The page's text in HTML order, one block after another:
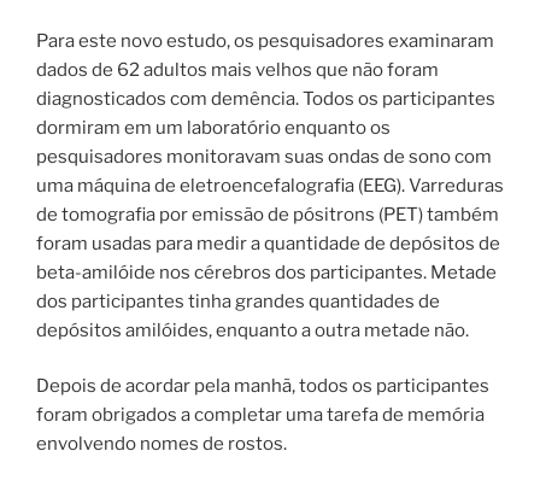
Para este novo estudo, os pesquisadores examinaram
dados de 62 adultos mais velhos que não foram
diagnosticados com demência. Todos os participantes
dormiram em um laboratório enquanto os
pesquisadores monitoravam suas ondas de sono com
uma máquina de eletroencefalografia (EEG). Varreduras
de tomografia por emissão de pósitrons (PET) também
foram usadas para medir a quantidade de depósitos de
beta-amilóide nos cérebros dos participantes. Metade
dos participantes tinha grandes quantidades de
depósitos amilóides, enquanto a outra metade não.
Depois de acordar pela manhã, todos os participantes
foram obrigados a completar uma tarefa de memória
envolvendo nomes de rostos.